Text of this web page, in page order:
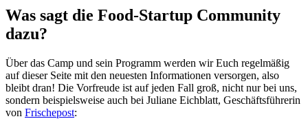
Was sagt die Food-Startup Community
dazu?
Über das Camp und sein Programm werden wir Euch regelmäßig
auf dieser Seite mit den neuesten Informationen versorgen, also
bleibt dran! Die Vorfreude ist auf jeden Fall groß, nicht nur bei uns,
sondern beispielsweise auch bei Juliane Eichblatt, Geschäftsführerin
von Frischepost: